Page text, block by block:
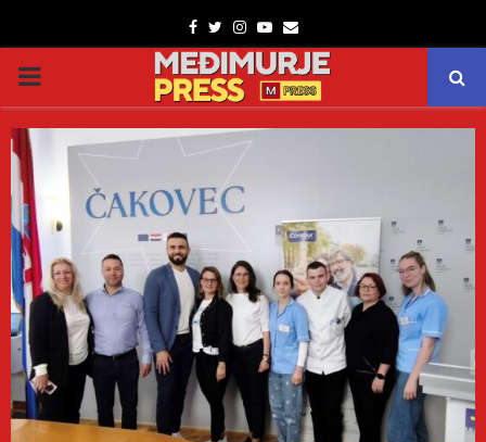
Facebook
TwitterInstagram
Youtube
Email
PRIMARY
MENU